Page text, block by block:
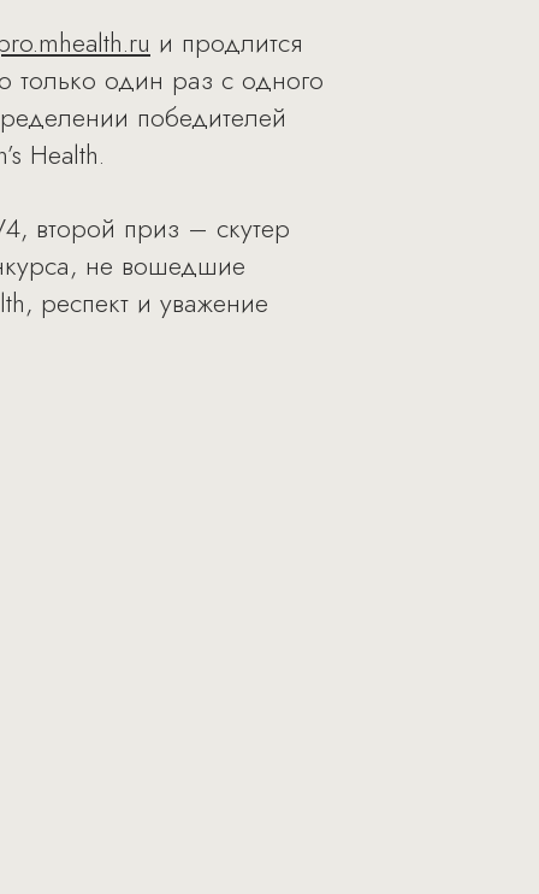
и продлится
только один раз с одного
победителей
Health.
второй приз – скутер
не вошедшие
респект и уважение